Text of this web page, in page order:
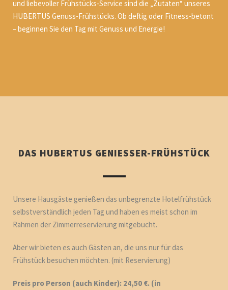
und liebevoller Frühstücks-Service sind die „Zutaten“ unseres
HUBERTUS Genuss-Frühstücks. Ob deftig oder Fitness-betont
– beginnen Sie den Tag mit Genuss und Energie!
DAS HUBERTUS GENIESSER-FRÜHSTÜCK
Unsere Hausgäste genießen das unbegrenzte Hotelfrühstück
selbstverständlich jeden Tag und haben es meist schon im
Rahmen der Zimmerreservierung mitgebucht.
Aber wir bieten es auch Gästen an, die uns nur für das
Frühstück besuchen möchten. (mit Reservierung)
Preis pro Person (auch Kinder): 24,50 €. (in